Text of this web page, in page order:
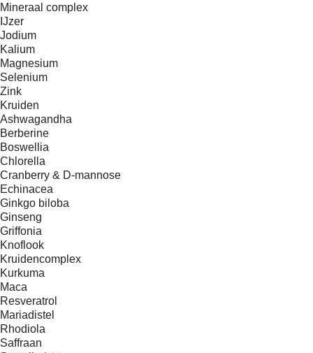
Mineraal complex
IJzer
Jodium
Kalium
Magnesium
Selenium
Zink
Kruiden
Ashwagandha
Berberine
Boswellia
Chlorella
Cranberry & D-mannose
Echinacea
Ginkgo biloba
Ginseng
Griffonia
Knoflook
Kruidencomplex
Kurkuma
Maca
Resveratrol
Mariadistel
Rhodiola
Saffraan